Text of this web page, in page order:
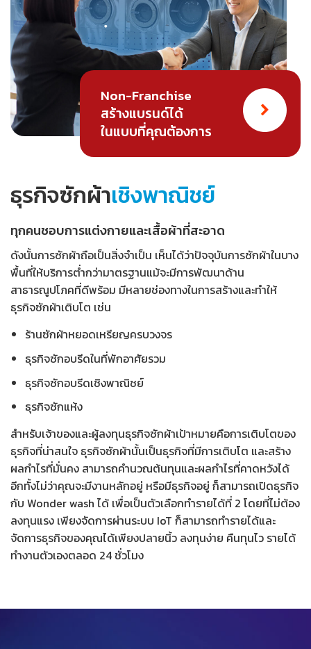
Non-Franchise
สร้างแบรนด์ได้
ในแบบที่คุณต้องการ
ธุรกิจซักผ้าเชิงพาณิชย์
ทุกคนชอบการแต่งกายและเสื้อผ้าที่สะอาด
ดังนั้นการซักผ้าถือเป็นสิ่งจำเป็น เห็นได้ว่าปัจจุบันการซักผ้าในบาง
พื้นที่ให้บริการต่ำกว่ามาตรฐานแม้จะมีการพัฒนาด้าน
สาธารณูปโภคที่ดีพร้อม มีหลายช่องทางในการสร้างและทำให้
ธุรกิจซักผ้าเติบโต เช่น
ร้านซักผ้าหยอดเหรียญครบวงจร
ธุรกิจซักอบรีดในที่พักอาศัยรวม
ธุรกิจซักอบรีดเชิงพาณิชย์
ธุรกิจซักแห้ง
สำหรับเจ้าของและผู้ลงทุนธุรกิจซักผ้าเป้าหมายคือการเติบโตของ
ธุรกิจที่น่าสนใจ ธุรกิจซักผ้านั้นเป็นธุรกิจที่มีการเติบโต และสร้าง
ผลกำไรที่มั่นคง สามารถคำนวณต้นทุนและผลกำไรที่คาดหวังได้
อีกทั้งไม่ว่าคุณจะมีงานหลักอยู่ หรือมีธุรกิจอยู่ ก็สามารถเปิดธุรกิจ
กับ Wonder wash ได้ เพื่อเป็นตัวเลือกทำรายได้ที่ 2 โดยที่ไม่ต้อง
ลงทุนแรง เพียงจัดการผ่านระบบ IoT ก็สามารถทำรายได้และ
จัดการธุรกิจของคุณได้เพียงปลายนิ้ว ลงทุนง่าย คืนทุนไว รายได้
ทำงานตัวเองตลอด 24 ชั่วโมง